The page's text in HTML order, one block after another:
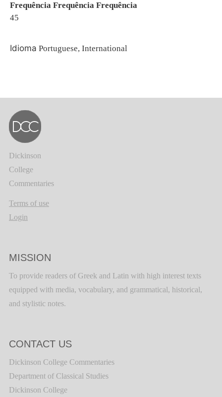
Frequência Frequência Frequência
45
Idioma Portuguese, International
Dickinson
College
Commentaries
Terms of use
Login
MISSION
To provide readers of Greek and Latin with high interest texts
equipped with media, vocabulary, and grammatical, historical,
and stylistic notes.
CONTACT US
Dickinson College Commentaries
Department of Classical Studies
Dickinson College